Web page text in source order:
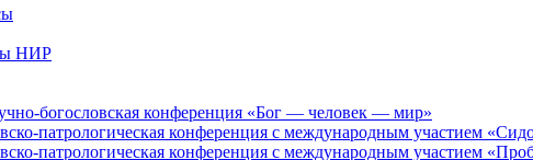
НИР
богословская конференция «Бог — человек — мир»
патрологическая конференция с международным участием
патрологическая конференция с международным участием